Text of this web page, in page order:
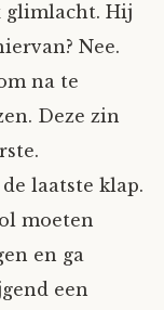
glimlacht. Hij
Nee.
na te
Deze zin
laatste klap.
moeten
en ga
een